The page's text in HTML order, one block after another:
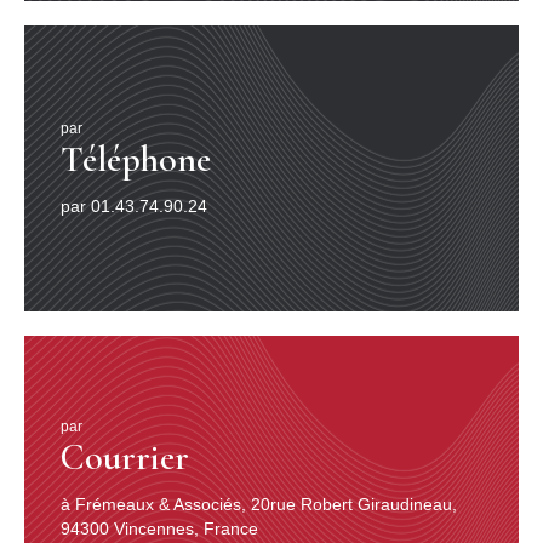
d’études et d’articles et ces mêmes revues lui
consacrent maintenant des numéros spéciaux. Les sites
internet consacrés à Django sont légion.
Dans son livre sur Django, Patrick Williams avance
quelques facteurs pour expliquer ce mouvement général
de reconnaissance :
1/ L’évolution du jazz semblant se ralentir, de plus en
plus de musiciens choisissent d’interroger des formes
appartenant à l’histoire. Le Quintette du Hot Club de
France suscite des vocations ; de plus en plus
nombreux sont les jeunes musiciens non tsiganes
attirés par cette musique et qui s’y consacrent.
2/ “L’effet Paris-Musette” ; Début des années 90, Patrick
Tandin, directeur du label La Lichère, confie aux
guitaristes Didi Duprat et Didier Roussin, hélas disparus
aujourd’hui, la réalisation de plusieurs disques (trois
paraîtront) avec la crème des accordéonistes pour
rendre hommage aux pionniers de l’accordéon swing ;
le succès de ces disques sera un élément non
négligeable dans le retour en force du swing musette et
par
Téléphone
par 01.43.74.90.24
par
Courrier
à Frémeaux & Associés, 20rue Robert Giraudineau,
94300 Vincennes, France